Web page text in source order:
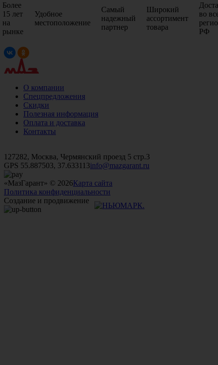
Более
15 лет
на
рынке
Удобное
местоположение
Самый
надежный
партнер
Широкий
ассортимент
товара
во
РФ
О компании
Спецпредложения
Скидки
Полезная информация
Оплата и доставка
Контакты
127282, Москва, Чермянский проезд 5 стр.3
GPS 55.887503, 37.633113info@mazgarant.ru
«МазГарант» © 2026Карта сайта
Политика конфиденциальности
Создание и продвижение